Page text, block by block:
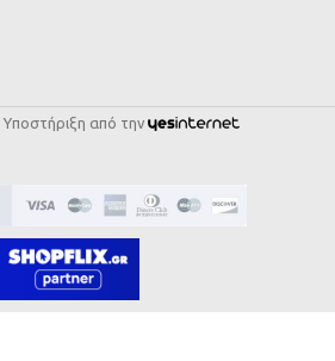
Υποστήριξη από την